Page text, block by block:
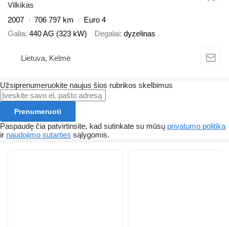
Vilkikas
2007
706 797 km
Euro 4
Galia 440 AG (323 kW) Degalai dyzelinas
Lietuva, Kelmė
Užsiprenumeruokite naujus šios rubrikos skelbimus
Prenumeruoti
Paspaudę čia patvirtinsite, kad sutinkate su mūsų privatumo politika
ir naudojimo sutarties sąlygomis.